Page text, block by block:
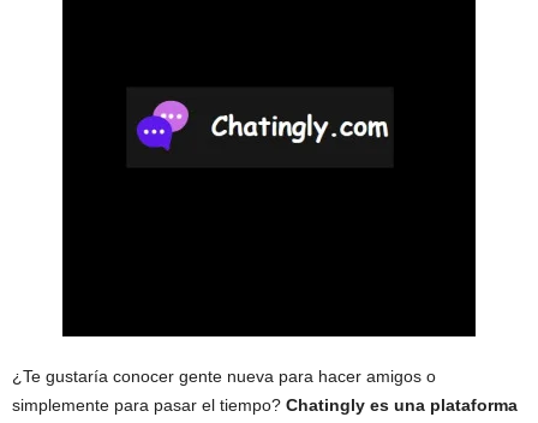
¿Te gustaría conocer gente nueva para hacer amigos o
simplemente para pasar el tiempo? Chatingly es una plataforma